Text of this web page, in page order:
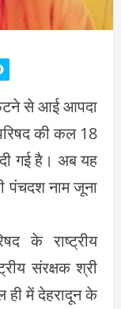
फटने से आई आपदा
की कल 18
गई है। अब यह
पंचदश नाम जूना
के राष्ट्रीय
संरक्षक श्री
ही में देहरादून के